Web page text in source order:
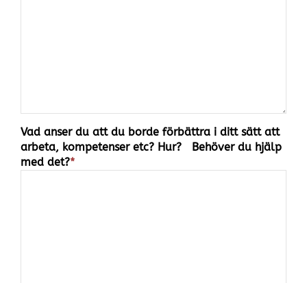
Vad anser du att du borde förbättra i ditt sätt att
arbeta, kompetenser etc? Hur? Behöver du hjälp
med det?*